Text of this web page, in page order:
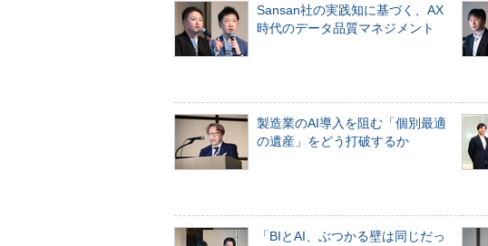
Sansan社の実践知に基づく、AX
時代のデータ品質マネジメント
製造業のAI導入を阻む「個別最適
の遺産」をどう打破するか
「BIとAI、ぶつかる壁は同じだっ